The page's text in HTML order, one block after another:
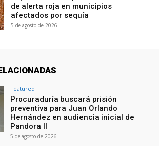
de alerta roja en municipios
afectados por sequía
5 de agosto de 2026
Featured
Procuraduría buscará prisión
preventiva para Juan Orlando
Hernández en audiencia inicial de
Pandora II
5 de agosto de 2026